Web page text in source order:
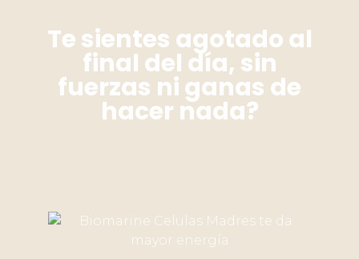
Te sientes agotado al
final del día, sin
fuerzas ni ganas de
hacer nada?